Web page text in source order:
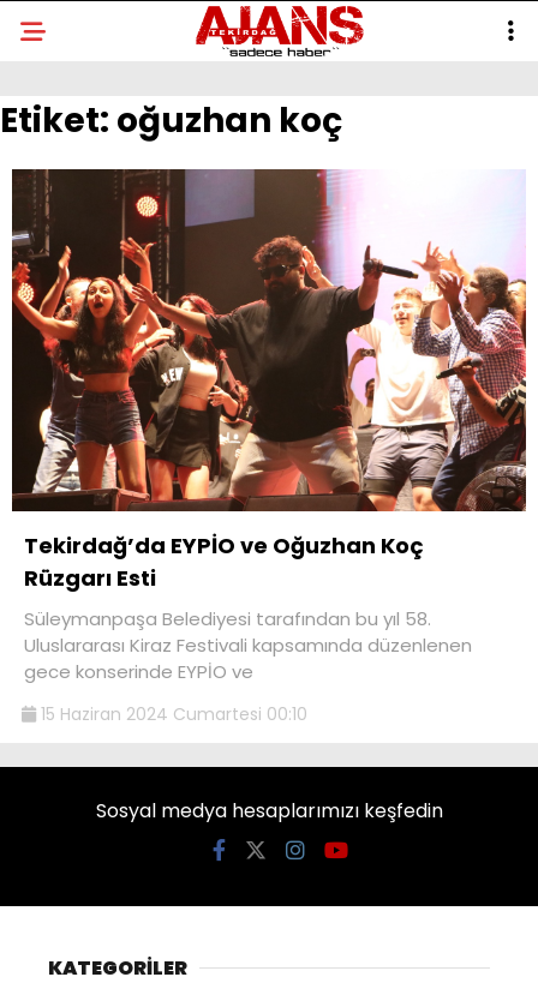
Etiket: oğuzhan koç
Tekirdağ’da EYPİO ve Oğuzhan Koç
Rüzgarı Esti
Süleymanpaşa Belediyesi tarafından bu yıl 58.
Uluslararası Kiraz Festivali kapsamında düzenlenen
gece konserinde EYPİO ve
15 Haziran 2024 Cumartesi 00:10
Sosyal medya hesaplarımızı keşfedin
KATEGORİLER